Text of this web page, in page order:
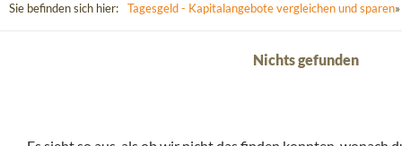
Sie befinden sich hier: Tagesgeld - Kapitalangebote vergleichen und sparen»
Nichts gefunden